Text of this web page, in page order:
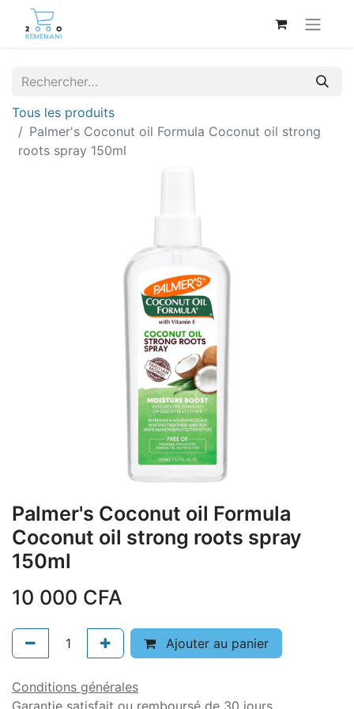
Tous les produits
Palmer's Coconut oil Formula Coconut oil strong
roots spray 150ml
Palmer's Coconut oil Formula
Coconut oil strong roots spray
150ml
10 000 CFA
Ajouter au panier
Conditions générales
Garantie satisfait ou remboursé de 30 jours